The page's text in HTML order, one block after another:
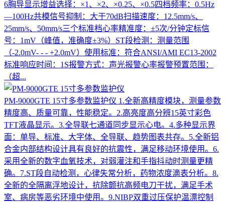
6胸导显示增益选择：×1、×2、×0.25、×0.5四档频率：0.5Hz
—100Hz共模信号抑制：大于70dB扫描速度：12.5mm/s、
25mm/s、50mm/s三个标准档心率精准度：±5次/分钟定标信
号：1mV（峰值，准确度±3%）ST段检测：测量范围
（-2.0mV- - - +2.0mV）使用标准：符合ANSI/AMI EC13-2002
标准响应时间：1S报警方式：声光报警心率报警预置范围：
（超...
PM-9000GTE 15寸多参数监护仪 1.全新高精度模块，测量参数
精度高、质量可靠，性能稳定。2.高亮度高分辨15英寸彩色
TFT液晶显示。3.全导联七通道同步显示心电。4.多种显示界
面：单导、标准、大字体、全导联、趋势图表共存。5.全新铝
合金内部结构设计具有良好的抗震性，满足移动环境使用。6.
采用全新的数字血氧技术，对弱灌注和手指抖动时测量更精
确。7.ST段自动检测，心律失常分析，药物浓度滴表分析。8.
全新的全隔离浮地设计，抗除颤抗高频电刀干扰，满足手术
室、病房等恶劣环境中使用。9.NIBP双重过压保护温漂控制